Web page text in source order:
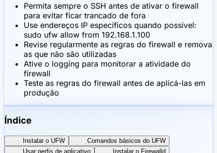
Permita sempre o SSH antes de ativar o firewall
para evitar ficar trancado de fora
Use endereços IP específicos quando possível:
sudo ufw allow from 192.168.1.100
Revise regularmente as regras do firewall e remova
as que não são utilizadas
Ative o logging para monitorar a atividade do
firewall
Teste as regras do firewall antes de aplicá-las em
produção
Índice
Instalar o UFW
Comandos básicos do UFW
Usar perfis de aplicativo
Instalar o Firewalld